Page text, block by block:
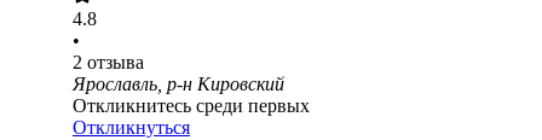
4.8
•
2 отзыва
Ярославль, р-н Кировский
Откликнитесь среди первых
Откликнуться